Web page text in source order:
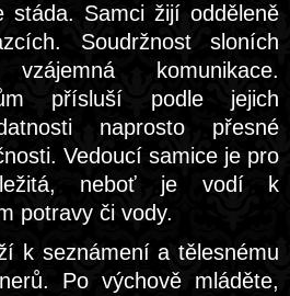
stáda. Samci žijí odděleně
Soudržnost sloních
komunikace.
přísluší podle jejich
naprosto přesné
Vedoucí samice je pro
neboť je vodí k
potravy či vody.
k seznámení a tělesnému
Po výchově mláděte,